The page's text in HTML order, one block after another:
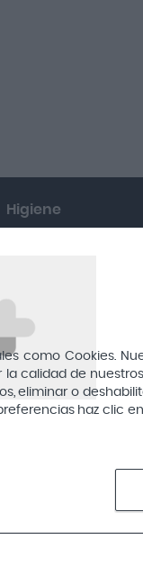
Higiene
Corporal
Nasal
Cuidado natural
como Cookies.
calidad de
eliminar o
haz clic